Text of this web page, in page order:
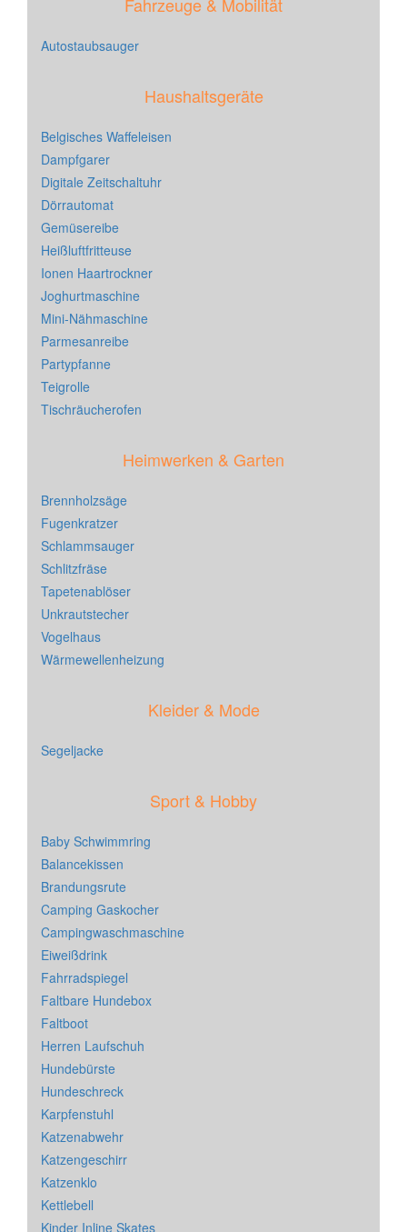
Autostaubsauger
Haushaltsgeräte
Belgisches Waffeleisen
Dampfgarer
Digitale Zeitschaltuhr
Dörrautomat
Gemüsereibe
Heißluftfritteuse
Ionen Haartrockner
Joghurtmaschine
Mini-Nähmaschine
Parmesanreibe
Partypfanne
Teigrolle
Tischräucherofen
Heimwerken & Garten
Brennholzsäge
Fugenkratzer
Schlammsauger
Schlitzfräse
Tapetenablöser
Unkrautstecher
Vogelhaus
Wärmewellenheizung
Kleider & Mode
Segeljacke
Sport & Hobby
Baby Schwimmring
Balancekissen
Brandungsrute
Camping Gaskocher
Campingwaschmaschine
Eiweißdrink
Fahrradspiegel
Faltbare Hundebox
Faltboot
Herren Laufschuh
Hundebürste
Hundeschreck
Karpfenstuhl
Katzenabwehr
Katzengeschirr
Katzenklo
Kettlebell
Kinder Inline Skates